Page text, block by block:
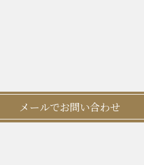
メールでお問い合わせ